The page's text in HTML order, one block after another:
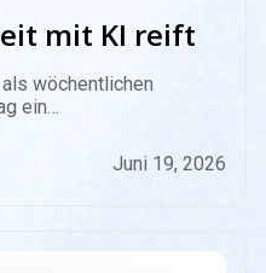
mit KI reift
wöchentlichen
ein…
Juni 19, 2026